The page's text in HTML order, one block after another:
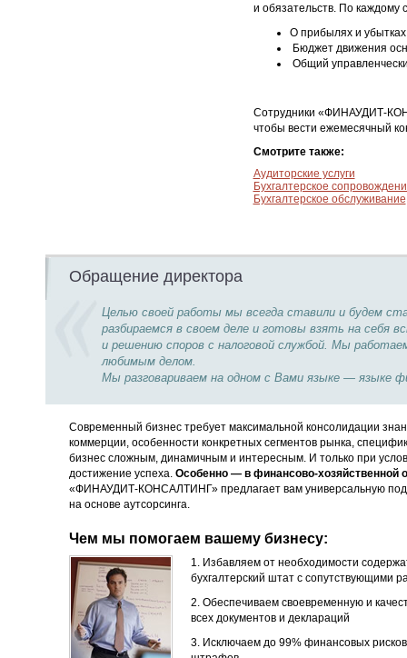
и обязательств. По каждому
О прибылях и
Бюджет движения
Общий
Сотрудники «ФИНАУДИТ-
чтобы вести ежемесячный
Смотрите также:
Аудиторские услуги
Бухгалтерское
Бухгалтерское обслуживание
Обращение директора
Целью своей работы мы всегда ставили и будем
разбираемся в своем деле и готовы взять на себя
и решению споров с налоговой службой. Мы
любимым делом.
Мы разговариваем на одном с Вами языке — языке
Современный бизнес требует максимальной консолидации
коммерции, особенности конкретных сегментов рынка,
бизнес сложным, динамичным и интересным. И только при
достижение успеха. Особенно — в финансово-хозяйственной
«ФИНАУДИТ-КОНСАЛТИНГ» предлагает вам универсальную
на основе аутсорсинга.
Чем мы помогаем вашему бизнесу:
1. Избавляем от необходимости
бухгалтерский штат с сопутствующими
2. Обеспечиваем своевременную и
всех документов и деклараций
3. Исключаем до 99% финансовых